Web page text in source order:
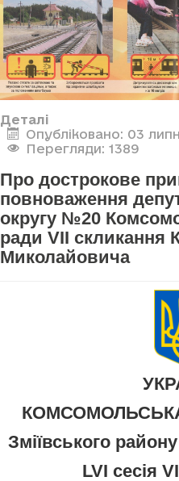
Деталі
Опубліковано: 03
Перегляди: 1389
Про дострокове
повноваження
округу №20
ради VII скликання
Миколайовича
Зміївського
LVI сесія